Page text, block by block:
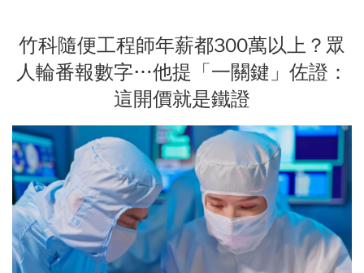
竹科隨便工程師年薪都300萬以上？眾
人輪番報數字…他提「一關鍵」佐證：
這開價就是鐵證